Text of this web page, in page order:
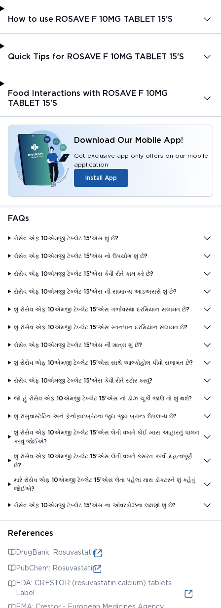
How to use ROSAVE F 10MG TABLET 15'S
Quick Tips for ROSAVE F 10MG TABLET 15'S
Food Interactions with ROSAVE F 10MG
TABLET 15'S
Download Our Mobile App!
Get exclusive app only offers on our mobile
application
Install App
FAQs
રોસેવ એફ 10એમજી ટેબ્લેટ 15'એસ શું છે?
રોસેવ એફ 10એમજી ટેબ્લેટ 15'એસ નો ઉપયોગ શું છે?
રોસેવ એફ 10એમજી ટેબ્લેટ 15'એસ કેવી રીતે કામ કરે છે?
રોસેવ એફ 10એમજી ટેબ્લેટ 15'એસ ની સામાન્ય આડઅસરો શું છે?
શું રોસેવ એફ 10એમજી ટેબ્લેટ 15'એસ ગર્ભાવસ્થા દરમિયાન સલામત છે?
શું રોસેવ એફ 10એમજી ટેબ્લેટ 15'એસ સ્તનપાન દરમિયાન સલામત છે?
રોસેવ એફ 10એમજી ટેબ્લેટ 15'એસ ની માત્રા શું છે?
શું રોસેવ એફ 10એમજી ટેબ્લેટ 15'એસ સાથે આલ્કોહોલ પીવો સલામત છે?
રોસેવ એફ 10એમજી ટેબ્લેટ 15'એસ કેવી રીતે સ્ટોર કરવું?
જો હું રોસેવ એફ 10એમજી ટેબ્લેટ 15'એસ નો ડોઝ ચૂકી જાઉં તો શું થશે?
શું રોસુવાસ્ટેટિન અને ફેનોફાઇબ્રેટના જુદા જુદા બ્રાન્ડ ઉપલબ્ધ છે?
શું રોસેવ એફ 10એમજી ટેબ્લેટ 15'એસ લેતી વખતે કોઈ ખાસ આહારનું પાલન
કરવું જોઈએ?
શું રોસેવ એફ 10એમજી ટેબ્લેટ 15'એસ લેતી વખતે કસરત કરવી મહત્વપૂર્ણ
છે?
મારે રોસેવ એફ 10એમજી ટેબ્લેટ 15'એસ લેતા પહેલા મારા ડૉક્ટરને શું કહેવું
જોઈએ?
રોસેવ એફ 10એમજી ટેબ્લેટ 15'એસ ના ઓવરડોઝના લક્ષણો શું છે?
References
DrugBank: Rosuvastatin
PubChem: Rosuvastatin
FDA: CRESTOR (rosuvastatin calcium) tablets
Label
EMA: Crestor - European Medicines Agency